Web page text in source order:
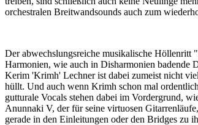
orchestralen Breitwandsounds auch zum
Der abwechslungsreiche musikalische Höllenritt
Harmonien, wie auch in Disharmonien badende
Kerim 'Krimh' Lechner ist dabei zumeist nicht
hüllt. Und auch wenn Krimh schon mal
gutturale Vocals stehen dabei im Vordergrund,
Anunnaki V, der für seine virtuosen
gerade in den Einleitungen oder den Bridges zu